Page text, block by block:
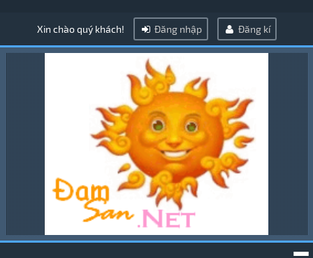
Xin chào quý khách! Đăng nhập Đăng kí